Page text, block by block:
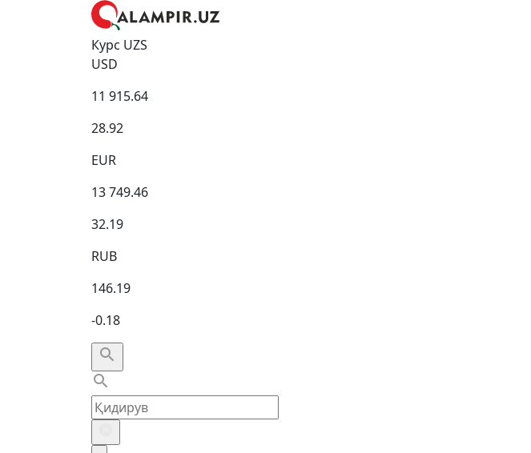
Курс UZS
USD
11 915.64
28.92
EUR
13 749.46
32.19
RUB
146.19
-0.18